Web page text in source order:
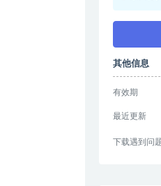
其他信息
有效期
最近更新
下载遇到问